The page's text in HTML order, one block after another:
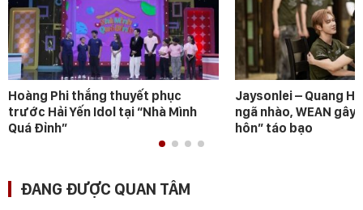
Hoàng Phi thắng thuyết phục
trước Hải Yến Idol tại “Nhà Mình
Quá Đỉnh”
Jaysonlei – Quang
ngã nhào, WEAN gây
hôn” táo bạo
ĐANG ĐƯỢC QUAN TÂM